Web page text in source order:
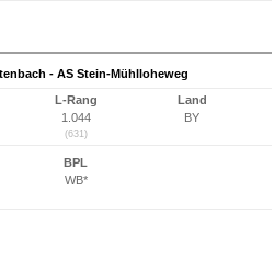
- AS Stein-Mühlloheweg
L-Rang
1.044
(631)
Land
BY
BPL
WB*